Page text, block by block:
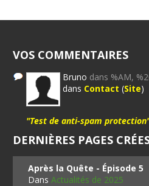
VOS COMMENTAIRES
Bruno dans %AM,
dans Contact (Site)
"Test de anti-spam
DERNIÈRES PAGES
Après la Quête - Épisode 5
DansActualités de 2025